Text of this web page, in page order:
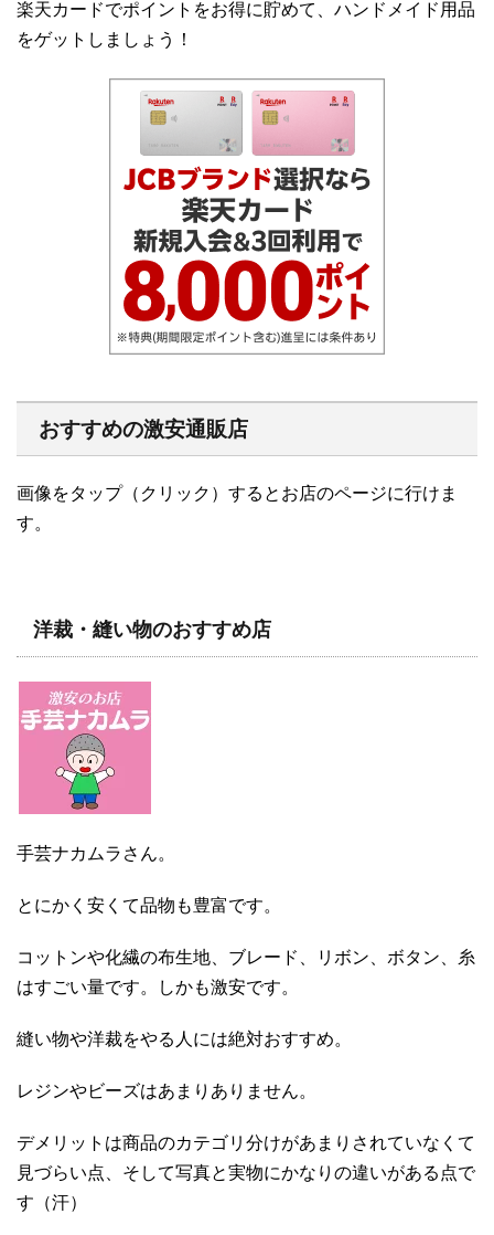
楽天カードでポイントをお得に貯めて、ハンドメイド用品
をゲットしましょう！
おすすめの激安通販店
画像をタップ（クリック）するとお店のページに行けま
す。
洋裁・縫い物のおすすめ店
手芸ナカムラさん。
とにかく安くて品物も豊富です。
コットンや化繊の布生地、ブレード、リボン、ボタン、糸
はすごい量です。しかも激安です。
縫い物や洋裁をやる人には絶対おすすめ。
レジンやビーズはあまりありません。
デメリットは商品のカテゴリ分けがあまりされていなくて
見づらい点、そして写真と実物にかなりの違いがある点で
す（汗）